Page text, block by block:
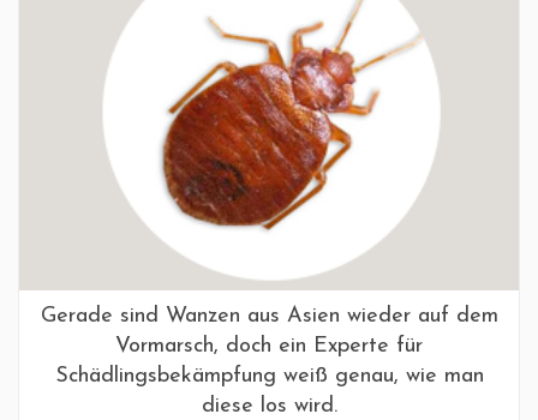
Gerade sind Wanzen aus Asien wieder auf dem
Vormarsch, doch ein Experte für
Schädlingsbekämpfung weiß genau, wie man
diese los wird.